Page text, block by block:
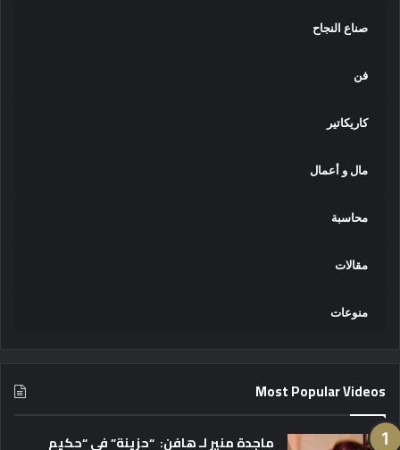
صناع النجاح
فن
كاريكاتير
مال و أعمال
محاسبة
مقالات
منوعات
Most Popular Videos
ماجدة منير لـ هافن: “حزينة” في “حكيم